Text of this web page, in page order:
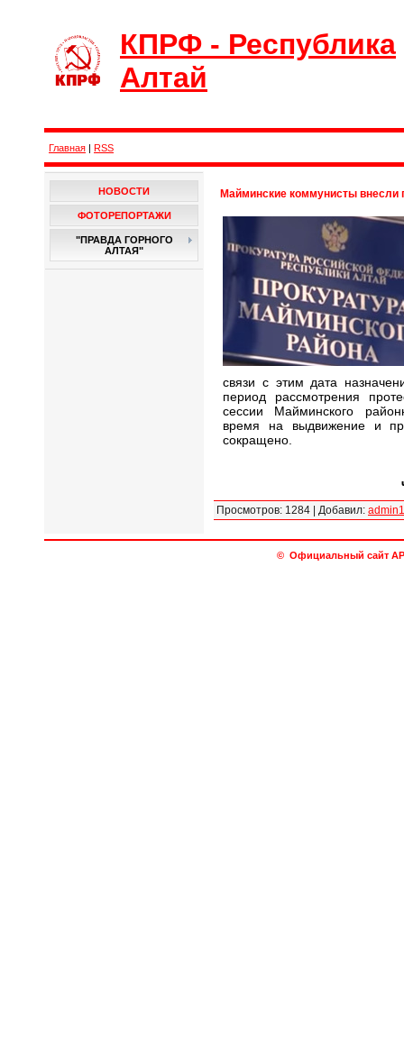
КПРФ - Республика
Алтай
Главная | RSS
НОВОСТИ
ФОТОРЕПОРТАЖИ
"ПРАВДА ГОРНОГО
АЛТАЯ"
Майминские коммунисты внесли
связи с этим дата
период рассмотрения
сессии Майминского
время на выдвижение и
сокращено.
Просмотров: 1284 Добавил: admin1
© Официальный сайт